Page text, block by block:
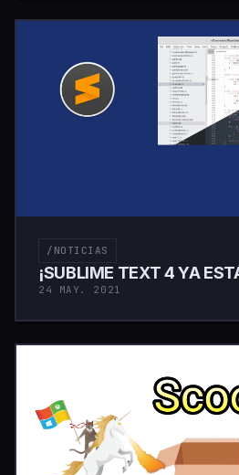
/NOTICIAS
¡SUBLIME TEXT 4 YA
24 MAY. 2021